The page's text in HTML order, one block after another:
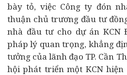
bày tỏ, việc Công ty đón
thuận chủ trương đầu tư
nhà đầu tư cho dự án KCN
pháp lý quan trọng, khẳng
tưởng của lãnh đạo TP. Cần
hội phát triển một KCN hiện